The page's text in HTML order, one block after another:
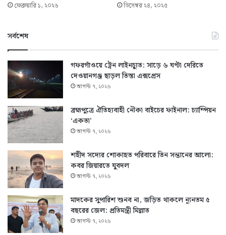
ফেব্রুয়ারি ১, ২০২৬ ডিসেম্বর ২৪, ২০২৫
সর্বশেষ
গফরগাঁওয়ে ট্রেন লাইনচ্যুত: সাড়ে ৬ ঘণ্টা দেরিতে
দেওয়ানগঞ্জ ছাড়ল তিস্তা এক্সপ্রেস
আগস্ট ৭, ২০২৬
ব্রহ্মপুত্রে ঐতিহ্যবাহী নৌকা বাইচের ফাইনাল: চ্যাম্পিয়ন
‘একতা’
আগস্ট ৭, ২০২৬
শহীদ সদ্যের শোকাহত পরিবারে তিন সন্তানের আলো:
কবর জিয়ারতে যুবদল
আগস্ট ৭, ২০২৬
মাদকের সুপারিশ শুনব না, জড়িত থাকলে ন্যূনতম ৫
বছরের জেল: প্রতিমন্ত্রী মিল্লাত
আগস্ট ৭, ২০২৬